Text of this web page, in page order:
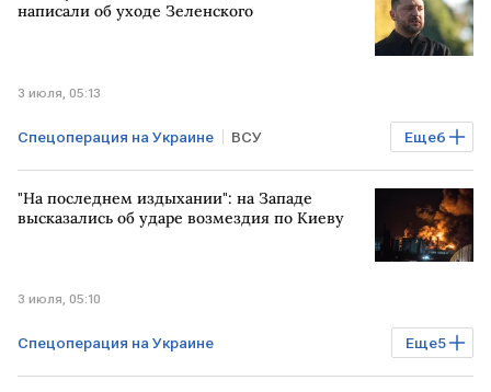
ДОНБАСС Мировая экономика
написали об уходе Зеленского
3 июля, 05:13
Еще6
Спецоперация на Украине ВСУ
Валерий Залужный ЛОНДОН Общество
Мировая экономика ВЕЛИКОБРИТАНИЯ
"На последнем издыхании": на Западе
высказались об ударе возмездия по Киеву
3 июля, 05:10
Еще5
Спецоперация на Украине
Мировая экономика Киев ВСУ МОСКВА